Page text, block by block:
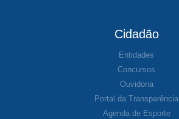
Cidadão
Entidades
Concursos
Ouvidoria
Portal da Transparência
Agenda de Esporte